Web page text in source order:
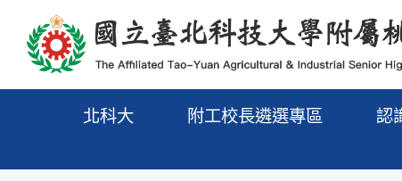
移至網頁之主要內容區位置
北科大 附工校長遴選專區 認